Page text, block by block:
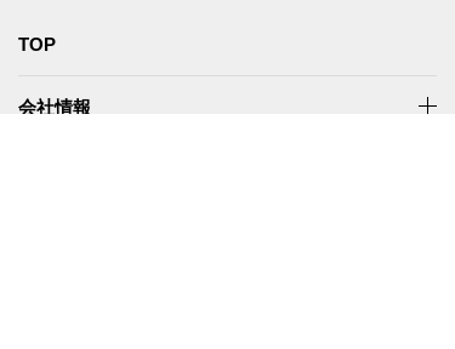
TOP
会社情報